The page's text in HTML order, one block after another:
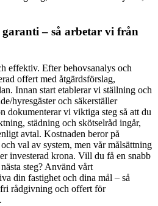
– så arbetar vi från
effektiv. Efter behovsanalys och
offert med åtgärdsförslag,
Innan start etablerar vi ställning och
hyresgäster och säkerställer
dokumenterar vi viktiga steg så att du
städning och skötselråd ingår,
avtal. Kostnaden beror på
val av system, men vår målsättning
investerad krona. Vill du få en snabb
steg? Använd vårt
din fastighet och dina mål – så
rådgivning och offert för